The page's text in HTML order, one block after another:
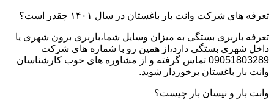
تعرفه های شرکت وانت بار باغستان در سال ۱۴۰۱ چقدر است؟
تعرفه باربری بستگی به میزان وسایل شما،باربری برون شهری یا
داخل شهری بستگی دارد،از همین رو با شماره های شرکت
09051803289 تماس گرفته و از مشاوره های خوب کارشناسان
وانت بار باغستان برخوردار شوید.
وانت بار و نیسان بار چیست؟